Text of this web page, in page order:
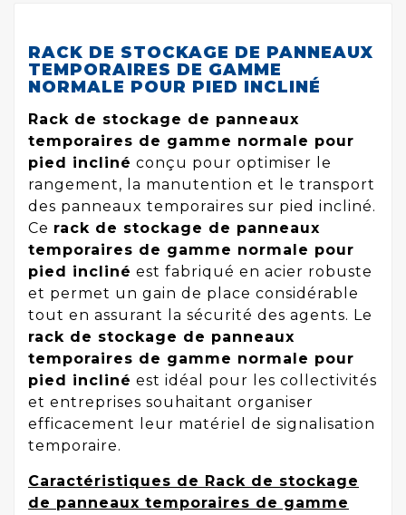
RACK DE STOCKAGE DE PANNEAUX
TEMPORAIRES DE GAMME
NORMALE POUR PIED INCLINÉ
Rack de stockage de panneaux
temporaires de gamme normale pour
pied incliné conçu pour optimiser le
rangement, la manutention et le transport
des panneaux temporaires sur pied incliné.
Ce rack de stockage de panneaux
temporaires de gamme normale pour
pied incliné est fabriqué en acier robuste
et permet un gain de place considérable
tout en assurant la sécurité des agents. Le
rack de stockage de panneaux
temporaires de gamme normale pour
pied incliné est idéal pour les collectivités
et entreprises souhaitant organiser
efficacement leur matériel de signalisation
temporaire.
Caractéristiques de Rack de stockage
de panneaux temporaires de gamme